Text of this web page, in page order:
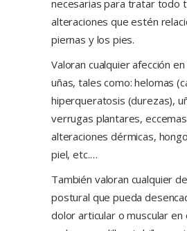
necesarias para tratar todo
alteraciones que estén
piernas y los pies.
Valoran cualquier afección
uñas, tales como: helomas
hiperqueratosis (durezas),
verrugas plantares,
alteraciones dérmicas,
piel, etc.…
También valoran cualquier
postural que pueda
dolor articular o muscular en